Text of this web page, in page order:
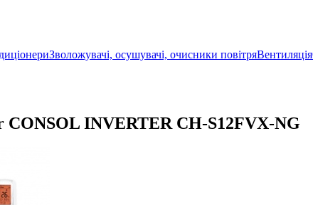
Зволожувачі, осушувачі, очисники повітряВентиляція
CONSOL INVERTER CH-S12FVX-NG